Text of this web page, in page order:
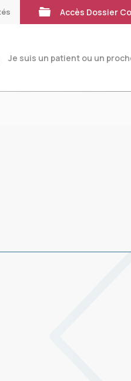
Accès Dossier
Je suis un patient ou un